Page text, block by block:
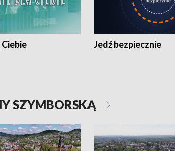
Jedź bezpiecznie
SZYMBORSKĄ